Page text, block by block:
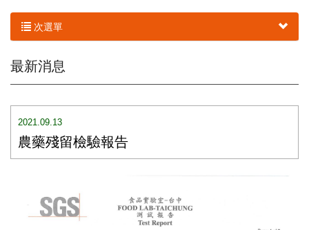
次選單
最新消息
2021.09.13
農藥殘留檢驗報告